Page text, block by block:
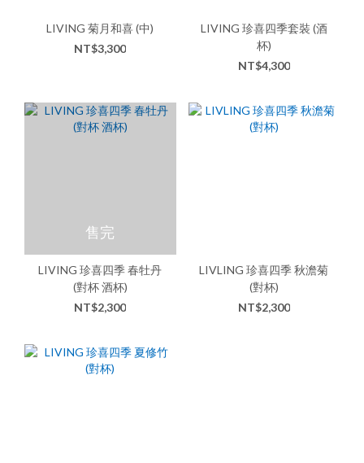
LIVING 菊月和喜 (中)
NT$3,300
LIVING 珍喜四季套裝 (酒
杯)
NT$4,300
售完
LIVING 珍喜四季 春牡丹
(對杯 酒杯)
NT$2,300
LIVLING 珍喜四季 秋澹菊
(對杯)
NT$2,300